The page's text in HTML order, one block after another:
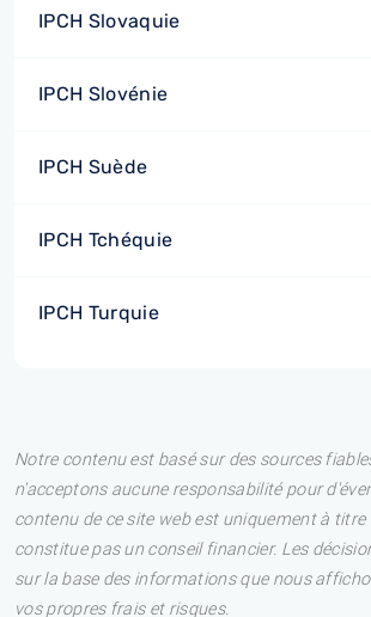
IPCH Slovaquie
IPCH Slovénie
IPCH Suède
IPCH Tchéquie
IPCH Turquie
Notre contenu est basé sur des sources
n'acceptons aucune responsabilité pour
contenu de ce site web est uniquement à
constitue pas un conseil financier. Les
sur la base des informations que nous
vos propres frais et risques.